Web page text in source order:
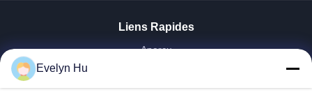
Liens Rapides
Aperçu
VR Show
Evelyn Hu